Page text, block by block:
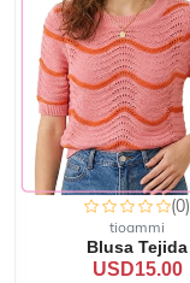
(0)
tioammi
Blusa Tejida
USD15.00